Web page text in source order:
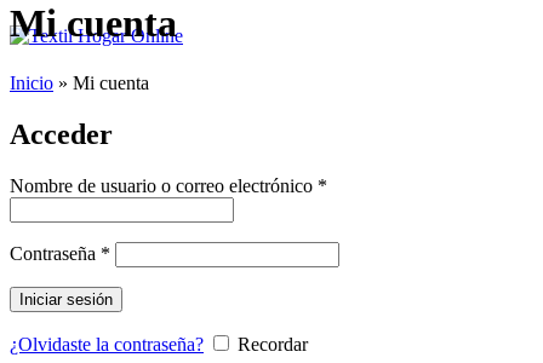
Mi cuenta
Inicio » Mi cuenta
Acceder
Nombre de usuario o correo electrónico *
Contraseña *
Iniciar sesión
¿Olvidaste la contraseña? Recordar